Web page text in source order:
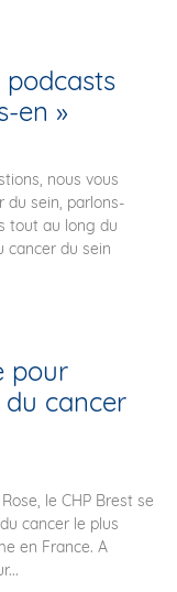
podcasts
en »
nous vous
du sein, parlons-
tout au long du
cancer du sein
pour
du cancer
le CHP Brest se
cancer le plus
en France. A